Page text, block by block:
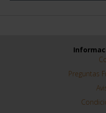
Preguntas